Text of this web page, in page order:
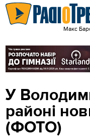
Макс
У
районі
(ФОТО)